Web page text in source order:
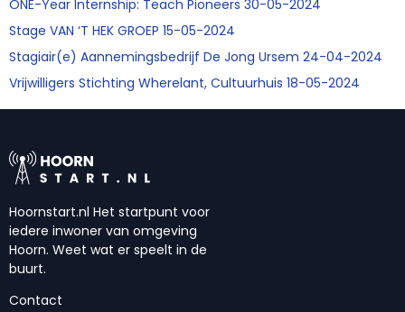
ONE-Year Internship: Teach Pioneers 30-05-2024
Stage VAN ‘T HEK GROEP 15-05-2024
Stagiair(e) Aannemingsbedrijf De Jong Ursem 24-04-2024
Vrijwilligers Stichting Wherelant, Cultuurhuis 18-05-2024
Hoornstart.nl Het startpunt voor
iedere inwoner van omgeving
Hoorn. Weet wat er speelt in de
buurt.
Contact